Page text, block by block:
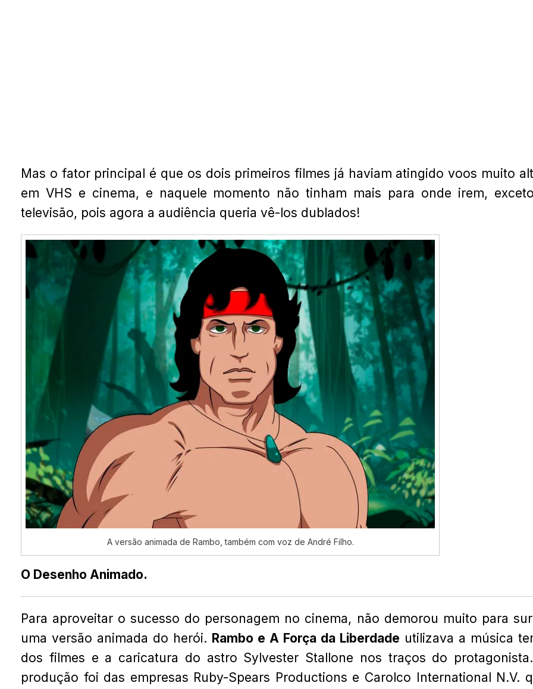
Mas o fator principal é que os dois primeiros filmes já haviam atingido voos muito
em VHS e cinema, e naquele momento não tinham mais para onde irem,
televisão, pois agora a audiência queria vê-los dublados!
A versão animada de Rambo, também com voz de André Filho.
O Desenho Animado.
Para aproveitar o sucesso do personagem no cinema, não demorou muito para
uma versão animada do herói. Rambo e A Força da Liberdade utilizava a música
dos filmes e a caricatura do astro Sylvester Stallone nos traços do
produção foi das empresas Ruby-Spears Productions e Carolco International N.V.